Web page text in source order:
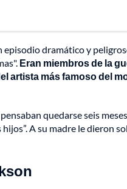
dramático y
Eran miembros de la
artista más famoso del
quedarse seis
A su madre le dieron